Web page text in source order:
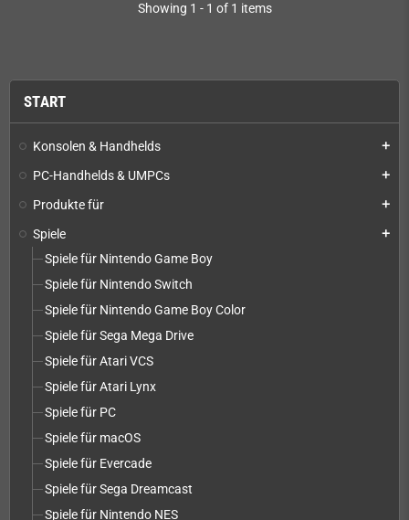
START
Konsolen & Handhelds add
PC-Handhelds & UMPCs add
Produkte für add
Spiele add
Spiele für Nintendo Game Boy
Spiele für Nintendo Switch
Spiele für Nintendo Game Boy Color
Spiele für Sega Mega Drive
Spiele für Atari VCS
Spiele für Atari Lynx
Spiele für PC
Spiele für macOS
Spiele für Evercade
Spiele für Sega Dreamcast
Spiele für Nintendo NES
Showing 1 - 1 of 1 items